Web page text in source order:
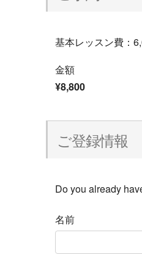
基本レッスン費：
金額
¥8,800
ご登録情報
Do you already
名前